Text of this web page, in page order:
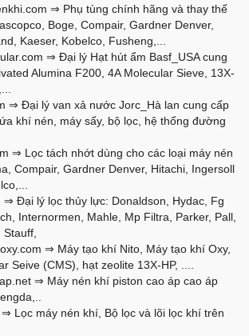
⇒ Phụ tùng chính hãng và thay thế
Boge, Compair, Gardner Denver,
Kaeser, Kobelco, Fusheng,...
⇒ Đại lý Hạt hút ẩm Basf_USA cung
Alumina F200, 4A Molecular Sieve, 13X-
⇒ Đại lý van xả nước Jorc_Hà lan cung cấp
khí nén, máy sấy, bộ lọc, hệ thống đường
⇒ Lọc tách nhớt dùng cho các loại máy nén
Compair, Gardner Denver, Hitachi, Ingersoll
⇒ Đại lý lọc thủy lực: Donaldson, Hydac, Fg
Internormen, Mahle, Mp Filtra, Parker, Pall,
⇒ Máy tạo khí Nito, Máy tạo khí Oxy,
Seive (CMS), hạt zeolite 13X-HP, ....
⇒ Máy nén khí piston cao áp cao áp
⇒ Lọc máy nén khí, Bộ lọc và lõi lọc khí trên